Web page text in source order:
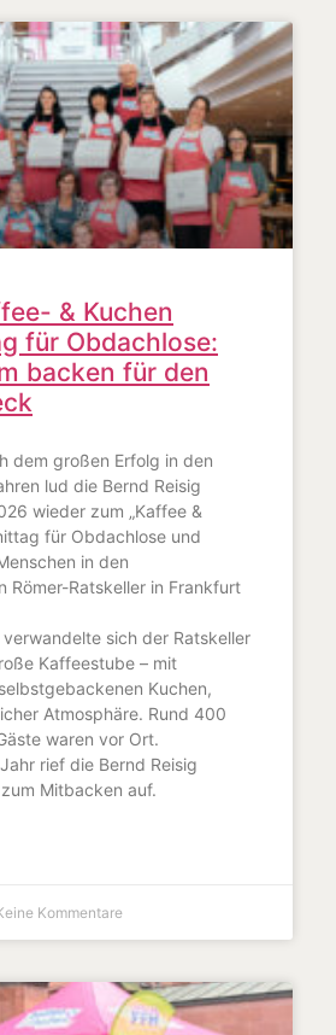
& Kuchen
für Obdachlose:
backen für den
dem großen Erfolg in den
lud die Bernd Reisig
wieder zum „Kaffee &
für Obdachlose und
in den
Römer-Ratskeller in Frankfurt
sich der Ratskeller
Kaffeestube – mit
Kuchen,
Atmosphäre. Rund 400
waren vor Ort.
rief die Bernd Reisig
Mitbacken auf.
Kommentare